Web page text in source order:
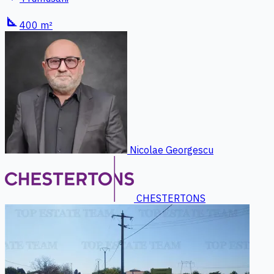
square_foot 400 m²
Nicolae Georgescu
CHESTERTONS